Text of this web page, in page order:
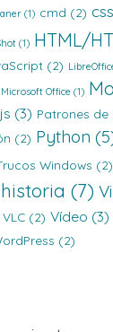
(1) cmd (2) css
(1) HTML/
(2)
Microsoft Office (1)
(3) Patrones de
(2) Python
Windows (2)
(7)
VLC (2) Vídeo (3)
(2)